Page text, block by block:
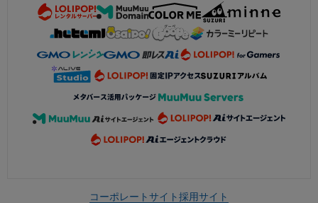
コーポレートサイト採用サイト